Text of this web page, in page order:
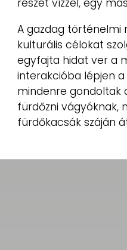
részét vízzel, egy
A gazdag történelmi
kulturális célokat
egyfajta hidat ver a
interakcióba lépjen
mindenre gondoltak
fürdőzni vágyóknak,
fürdőkacsák száján